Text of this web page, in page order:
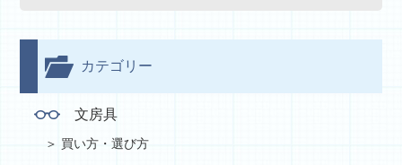
カテゴリー
文房具
買い方・選び方